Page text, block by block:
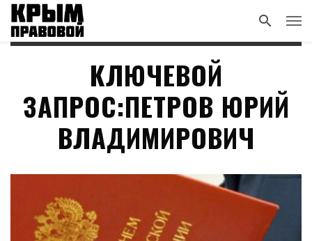
КЛЮЧЕВОЙ
ЗАПРОС:ПЕТРОВ ЮРИЙ
ВЛАДИМИРОВИЧ